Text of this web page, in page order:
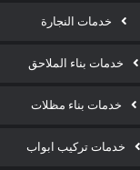
خدمات النجارة
خدمات بناء الملاحق
خدمات بناء مظلات
خدمات تركيب ابواب